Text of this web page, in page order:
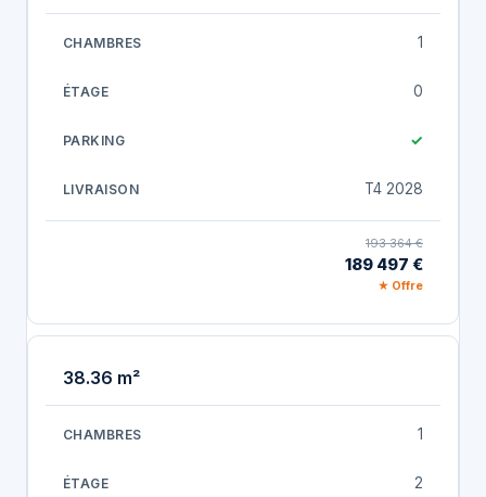
1
0
✓
T4 2028
193 364 €
189 497 €
★ Offre
38.36 m²
1
2